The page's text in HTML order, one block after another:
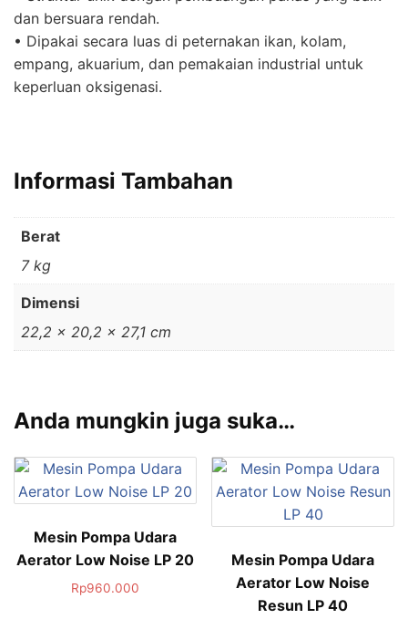
dan bersuara rendah.
• Dipakai secara luas di peternakan ikan, kolam,
empang, akuarium, dan pemakaian industrial untuk
keperluan oksigenasi.
Informasi Tambahan
Berat
7 kg
Dimensi
22,2 × 20,2 × 27,1 cm
Anda mungkin juga suka…
Mesin Pompa Udara
Aerator Low Noise LP 20
Rp960.000
Mesin Pompa Udara
Aerator Low Noise
Resun LP 40